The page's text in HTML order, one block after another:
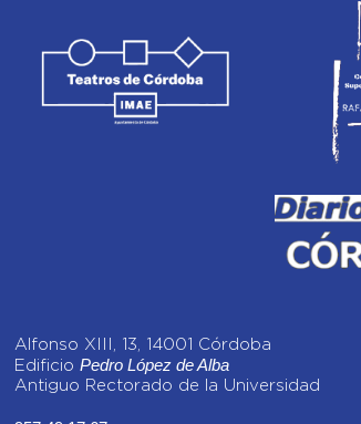
Alfonso XIII, 13, 14001 Córdoba
Edificio Pedro López de Alba
Antiguo Rectorado de la Universidad